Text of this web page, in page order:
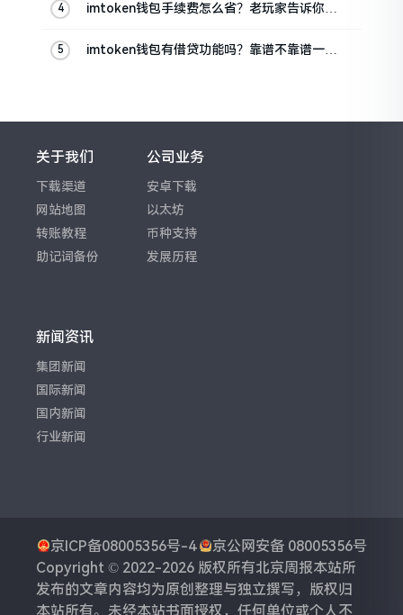
imtoken钱包手续费怎么省？老玩家告诉你几
imtoken钱包有借贷功能吗？靠谱不靠谱一文
关于我们
下载渠道
网站地图
转账教程
助记词备份
公司业务
安卓下载
以太坊
币种支持
发展历程
新闻资讯
集团新闻
国际新闻
国内新闻
行业新闻
京ICP备08005356号-4
京公网安备 08005356号
Copyright © 2022-2026 版权所有北京周报本站所
发布的文章内容均为原创整理与独立撰写，版权归
本站所有。未经本站书面授权，任何单位或个人不